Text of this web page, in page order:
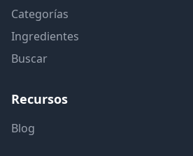
Categorías
Ingredientes
Buscar
Recursos
Blog